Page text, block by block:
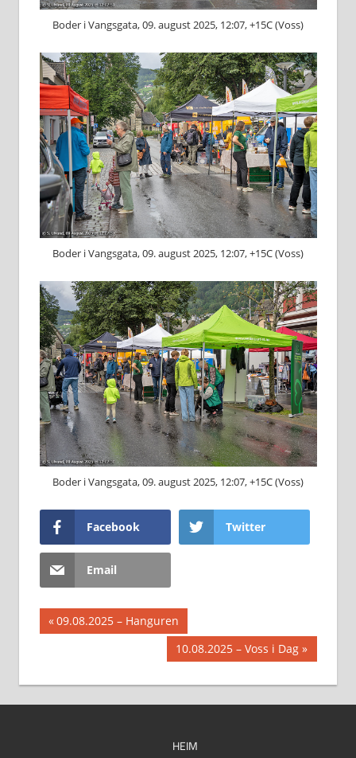
Boder i Vangsgata, 09. august 2025, 12:07, +15C (Voss)
Boder i Vangsgata, 09. august 2025, 12:07, +15C (Voss)
Boder i Vangsgata, 09. august 2025, 12:07, +15C (Voss)
Facebook Twitter
Email
Innleggsnavigasjon
Previous
Post:
09.08.2025 – Hanguren
Next
10.08.2025 – Voss i Dag
HEIM